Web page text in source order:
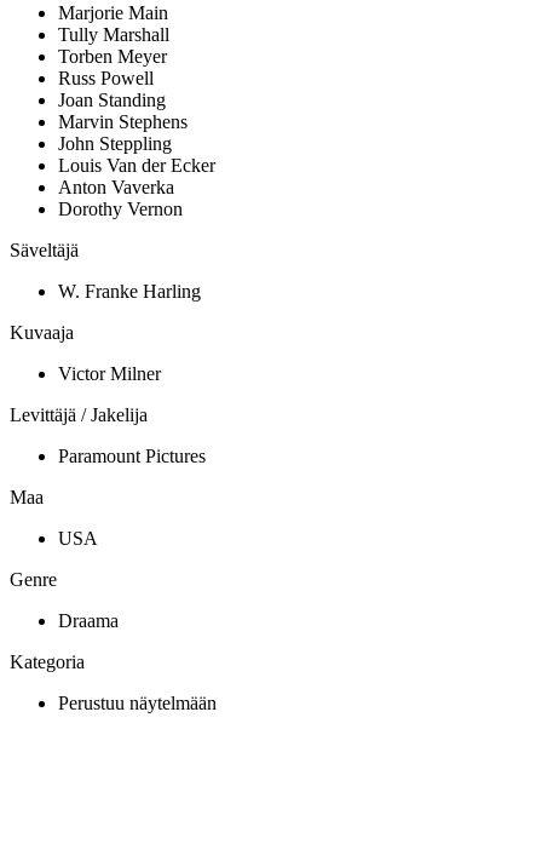
Marjorie Main
Tully Marshall
Torben Meyer
Russ Powell
Joan Standing
Marvin Stephens
John Steppling
Louis Van der Ecker
Anton Vaverka
Dorothy Vernon
Säveltäjä
W. Franke Harling
Kuvaaja
Victor Milner
Levittäjä / Jakelija
Paramount Pictures
Maa
USA
Genre
Draama
Kategoria
Perustuu näytelmään